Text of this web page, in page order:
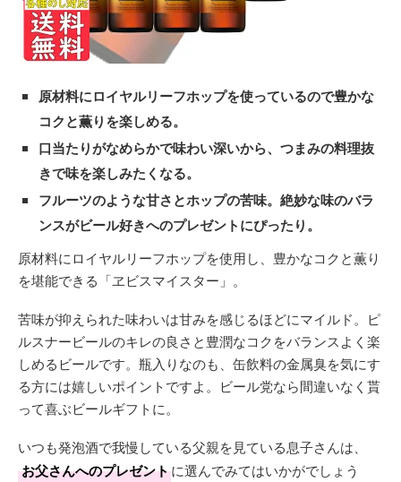
原材料にロイヤルリーフホップを使っているので豊かな
コクと薫りを楽しめる。
口当たりがなめらかで味わい深いから、つまみの料理抜
きで味を楽しみたくなる。
フルーツのような甘さとホップの苦味。絶妙な味のバラ
ンスがビール好きへのプレゼントにぴったり。
原材料にロイヤルリーフホップを使用し、豊かなコクと薫り
を堪能できる「ヱビスマイスター」。
苦味が抑えられた味わいは甘みを感じるほどにマイルド。ピ
ルスナービールのキレの良さと豊潤なコクをバランスよく楽
しめるビールです。瓶入りなのも、缶飲料の金属臭を気にす
る方には嬉しいポイントですよ。ビール党なら間違いなく貰
って喜ぶビールギフトに。
いつも発泡酒で我慢している父親を見ている息子さんは、
お父さんへのプレゼントに選んでみてはいかがでしょう